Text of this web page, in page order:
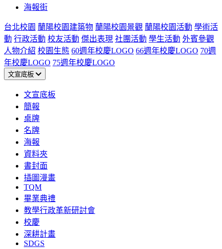
海報街
台北校園 蘭陽校園建築物 蘭陽校園景觀 蘭陽校園活動 學術活
動 行政活動 校友活動 傑出表現 社團活動 學生活動 外賓參觀
人物介紹 校園生態 60週年校慶LOGO 66週年校慶LOGO 70週
年校慶LOGO 75週年校慶LOGO
文宣底板
文宣底板
簡報
桌牌
名牌
海報
資料夾
書封面
插圖漫畫
TQM
畢業典禮
教學行政革新研討會
校慶
深耕計畫
SDGS